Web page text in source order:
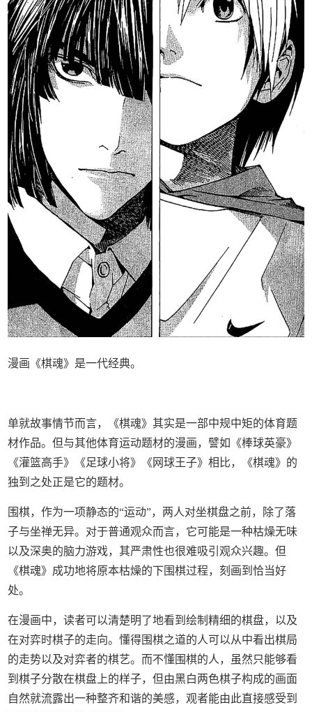
漫画《棋魂》是一代经典。
单就故事情节而言，《棋魂》其实是一部中规中矩的体育题
材作品。但与其他体育运动题材的漫画，譬如《棒球英豪》
《灌篮高手》《足球小将》《网球王子》相比，《棋魂》的
独到之处正是它的题材。
围棋，作为一项静态的“运动”，两人对坐棋盘之前，除了落
子与坐禅无异。对于普通观众而言，它可能是一种枯燥无味
以及深奥的脑力游戏，其严肃性也很难吸引观众兴趣。但
《棋魂》成功地将原本枯燥的下围棋过程，刻画到恰当好
处。
在漫画中，读者可以清楚明了地看到绘制精细的棋盘，以及
在对弈时棋子的走向。懂得围棋之道的人可以从中看出棋局
的走势以及对弈者的棋艺。而不懂围棋的人，虽然只能够看
到棋子分散在棋盘上的样子，但由黑白两色棋子构成的画面
自然就流露出一种整齐和谐的美感，观者能由此直接感受到